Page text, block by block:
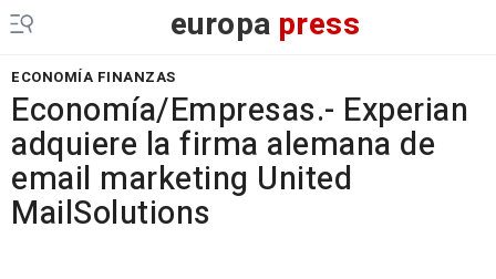
europa press
ECONOMÍA FINANZAS
Economía/Empresas.- Experian
adquiere la firma alemana de
email marketing United
MailSolutions